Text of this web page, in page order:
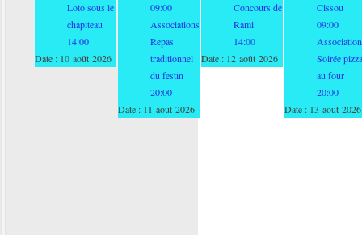
Loto sous le
chapiteau
14:00
Date : 10 août 2026
09:00
Associations
Repas
traditionnel
du festin
20:00
Date : 11 août 2026
Concours de
Rami
14:00
Date : 12 août 2026
Cissou
09:00
Soirée pizza
au four
20:00
Date : 13 août 2026